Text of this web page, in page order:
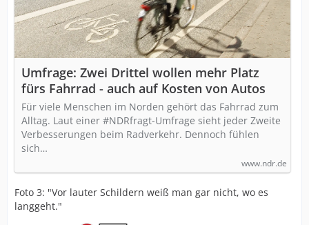
Umfrage: Zwei Drittel wollen mehr Platz
fürs Fahrrad - auch auf Kosten von Autos
Für viele Menschen im Norden gehört das Fahrrad zum
Alltag. Laut einer #NDRfragt-Umfrage sieht jeder Zweite
Verbesserungen beim Radverkehr. Dennoch fühlen
sich…
www.ndr.de
Foto 3: "Vor lauter Schildern weiß man gar nicht, wo es
langgeht."